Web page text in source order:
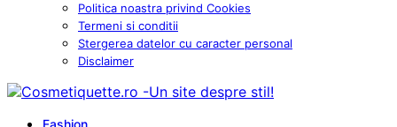
Politica noastra privind Cookies
Termeni si conditii
Stergerea datelor cu caracter personal
Disclaimer
Fashion